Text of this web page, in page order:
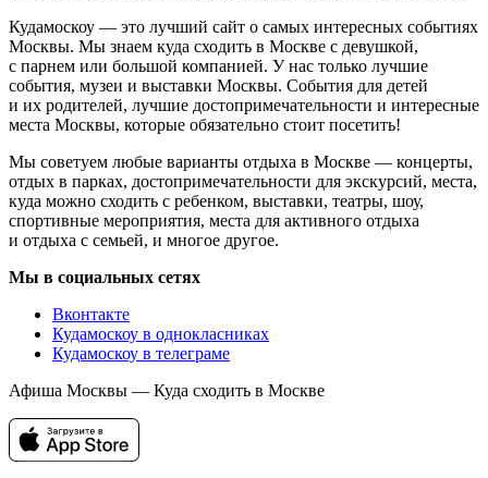
Кудамоскоу — это лучший сайт о самых интересных событиях
Москвы. Мы знаем куда сходить в Москве с девушкой,
с парнем или большой компанией. У нас только лучшие
события, музеи и выставки Москвы. События для детей
и их родителей, лучшие достопримечательности и интересные
места Москвы, которые обязательно стоит посетить!
Мы советуем любые варианты отдыха в Москве — концерты,
отдых в парках, достопримечательности для экскурсий, места,
куда можно сходить с ребенком, выставки, театры, шоу,
спортивные мероприятия, места для активного отдыха
и отдыха с семьей, и многое другое.
Мы в социальных сетях
Вконтакте
Кудамоскоу в однокласниках
Кудамоскоу в телеграме
Афиша Москвы — Куда сходить в Москве